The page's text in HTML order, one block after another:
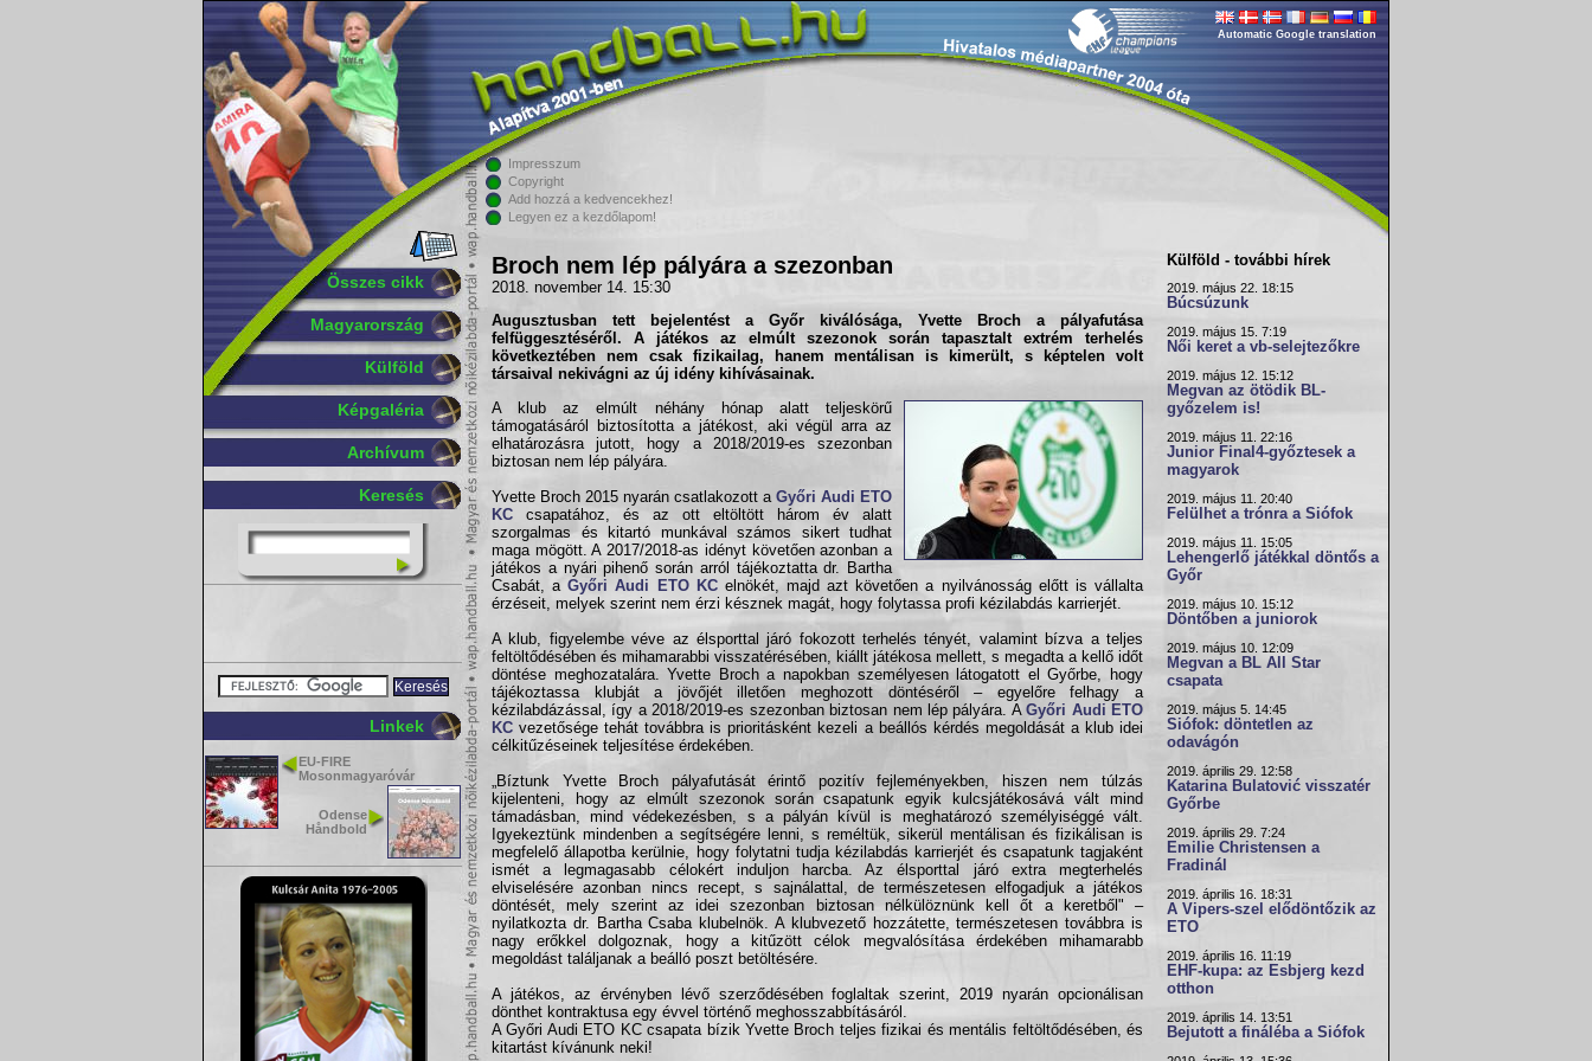
Összes cikk
Magyarország
Külföld
Képgaléria
Archívum
Keresés
Linkek
EU-FIRE
Mosonmagyaróvár
Odense
Håndbold
Automatic Google translation
Impresszum
Copyright
Add hozzá a kedvencekhez!
Legyen ez a kezdőlapom!
Broch nem lép pályára a szezonban
2018. november 14. 15:30
Augusztusban tett bejelentést a Győr kiválósága, Yvette Broch a pályafutása
felfüggesztéséről. A játékos az elmúlt szezonok során tapasztalt extrém terhelés
következtében nem csak fizikailag, hanem mentálisan is kimerült, s képtelen volt
társaival nekivágni az új idény kihívásainak.
A klub az elmúlt néhány hónap alatt teljeskörű
támogatásáról biztosította a játékost, aki végül arra az
elhatározásra jutott, hogy a 2018/2019-es szezonban
biztosan nem lép pályára.
Yvette Broch 2015 nyarán csatlakozott a Győri Audi ETO
KC csapatához, és az ott eltöltött három év alatt
szorgalmas és kitartó munkával számos sikert tudhat
maga mögött. A 2017/2018-as idényt követően azonban a
játékos a nyári pihenő során arról tájékoztatta dr. Bartha
Csabát, aGyőri Audi ETO KCelnökét, majd azt követően a nyilvánosság előtt is vállalta
érzéseit, melyek szerint nem érzi késznek magát, hogy folytassa profi kézilabdás karrierjét.
A klub, figyelembe véve az élsporttal járó fokozott terhelés tényét, valamint bízva a teljes
feltöltődésében és mihamarabbi visszatérésében, kiállt játékosa mellett, s megadta a kellő időt
döntése meghozatalára. Yvette Broch a napokban személyesen látogatott el Győrbe, hogy
tájékoztassa klubját a jövőjét illetően meghozott döntéséről – egyelőre felhagy a
kézilabdázással, így a 2018/2019-es szezonban biztosan nem lép pályára. AGyőri Audi ETO
KC vezetősége tehát továbbra is prioritásként kezeli a beállós kérdés megoldását a klub idei
célkitűzéseinek teljesítése érdekében.
„Bíztunk Yvette Broch pályafutását érintő pozitív fejleményekben, hiszen nem túlzás
kijelenteni, hogy az elmúlt szezonok során csapatunk egyik kulcsjátékosává vált mind
támadásban, mind védekezésben, s a pályán kívül is meghatározó személyiséggé vált.
Igyekeztünk mindenben a segítségére lenni, s reméltük, sikerül mentálisan és fizikálisan is
megfelelő állapotba kerülnie, hogy folytatni tudja kézilabdás karrierjét és csapatunk tagjaként
ismét a legmagasabb célokért induljon harcba. Az élsporttal járó extra megterhelés
elviselésére azonban nincs recept, s sajnálattal, de természetesen elfogadjuk a játékos
döntését, mely szerint az idei szezonban biztosan nélkülöznünk kell őt a keretből" –
nyilatkozta dr. Bartha Csaba klubelnök. A klubvezető hozzátette, természetesen továbbra is
nagy erőkkel dolgoznak, hogy a kitűzött célok megvalósítása érdekében mihamarabb
megoldást találjanak a beálló poszt betöltésére.
A játékos, az érvényben lévő szerződésében foglaltak szerint, 2019 nyarán opcionálisan
dönthet kontraktusa egy évvel történő meghosszabbításáról.
A Győri Audi ETO KC csapata bízik Yvette Broch teljes fizikai és mentális feltöltődésében, és
kitartást kívánunk neki!
Külföld - további hírek
2019. május 22. 18:15
Búcsúzunk
2019. május 15. 7:19
Női keret a vb-selejtezőkre
2019. május 12. 15:12
Megvan az ötödik BL-
győzelem is!
2019. május 11. 22:16
Junior Final4-győztesek a
magyarok
2019. május 11. 20:40
Felülhet a trónra a Siófok
2019. május 11. 15:05
Lehengerlő játékkal döntős a
Győr
2019. május 10. 15:12
Döntőben a juniorok
2019. május 10. 12:09
Megvan a BL All Star
csapata
2019. május 5. 14:45
Siófok: döntetlen az
odavágón
2019. április 29. 12:58
Katarina Bulatović visszatér
Győrbe
2019. április 29. 7:24
Emilie Christensen a
Fradinál
2019. április 16. 18:31
A Vipers-szel elődöntőzik az
ETO
2019. április 16. 11:19
EHF-kupa: az Esbjerg kezd
otthon
2019. április 14. 13:51
Bejutott a fináléba a Siófok